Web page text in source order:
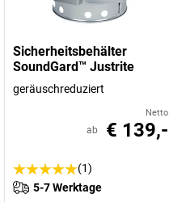
Sicherheitsbehälter
SoundGard™ Justrite
geräuschreduziert
Netto
ab € 139,-
(1)
5-7 Werktage